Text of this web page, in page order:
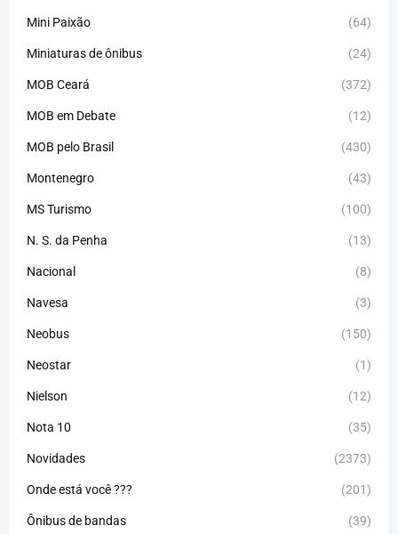
Mini Paixão (64)
Miniaturas de ônibus (24)
MOB Ceará (372)
MOB em Debate (12)
MOB pelo Brasil (430)
Montenegro (43)
MS Turismo (100)
N. S. da Penha (13)
Nacional (8)
Navesa (3)
Neobus (150)
Neostar (1)
Nielson (12)
Nota 10 (35)
Novidades (2373)
Onde está você ??? (201)
Ônibus de bandas (39)